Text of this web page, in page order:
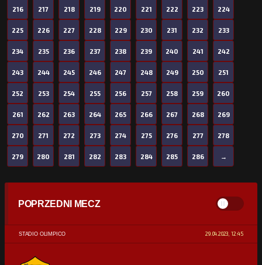
216 217 218 219 220 221 222 223 224
225 226 227 228 229 230 231 232 233
234 235 236 237 238 239 240 241 242
243 244 245 246 247 248 249 250 251
252 253 254 255 256 257 258 259 260
261 262 263 264 265 266 267 268 269
270 271 272 273 274 275 276 277 278
279 280 281 282 283 284 285 286 →
POPRZEDNI MECZ
STADIO OLIMPICO 29.04.2023, 12:45